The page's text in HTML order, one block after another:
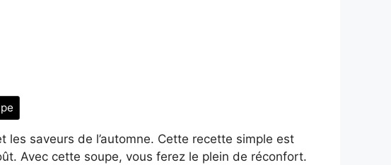
saveurs de l’automne. Cette recette simple est
Avec cette soupe, vous ferez le plein de réconfort.